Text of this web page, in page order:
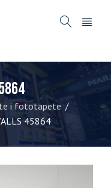
i fototapete /
45864